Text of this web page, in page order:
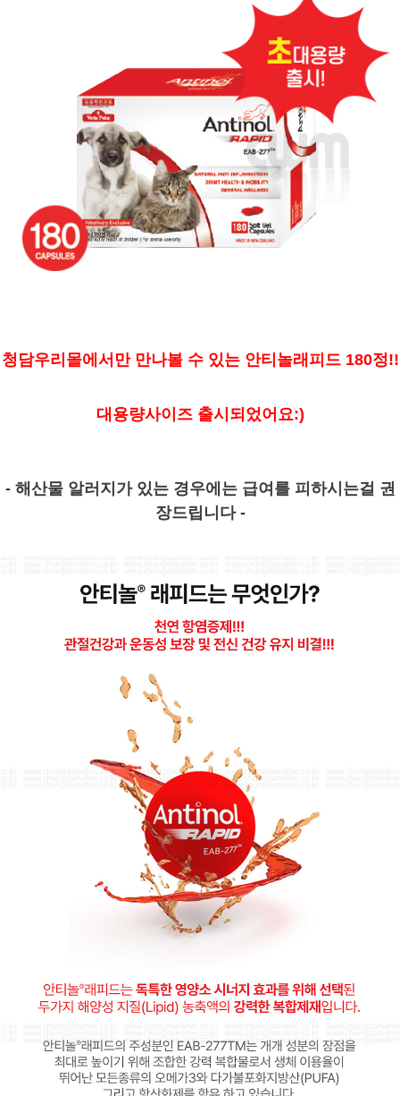
청담우리몰에서만 만나볼 수 있는 안티놀래피드 180정!!
대용량사이즈 출시되었어요:)
- 해산물 알러지가 있는 경우에는 급여를 피하시는걸 권
장드립니다 -